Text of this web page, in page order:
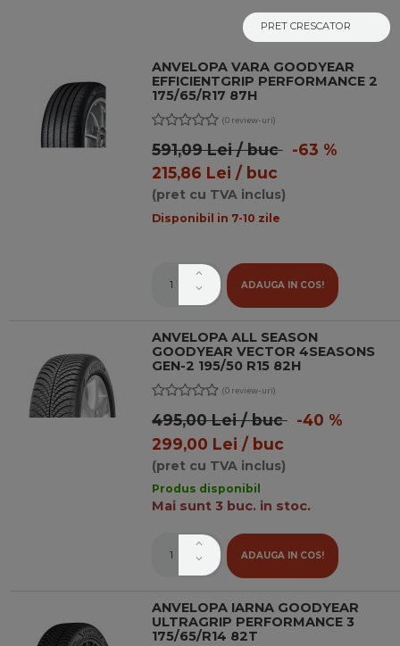
ANVELOPA VARA GOODYEAR
EFFICIENTGRIP PERFORMANCE 2
175/65/R17 87H
(0 review-uri)
591,09 Lei / buc-63 %
215,86 Lei / buc
(pret cu TVA inclus)
Disponibil in 7-10 zile
ADAUGA IN COS!
ANVELOPA ALL SEASON
GOODYEAR VECTOR 4SEASONS
GEN-2 195/50 R15 82H
(0 review-uri)
495,00 Lei / buc-40 %
299,00 Lei / buc
(pret cu TVA inclus)
Produs disponibil
Mai sunt 3 buc. in stoc.
ADAUGA IN COS!
ANVELOPA IARNA GOODYEAR
ULTRAGRIP PERFORMANCE 3
175/65/R14 82T